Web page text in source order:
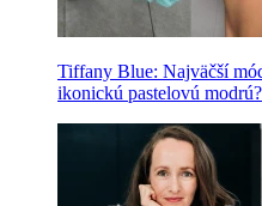
Tiffany Blue: Najväčší
ikonickú pastelovú modrú?